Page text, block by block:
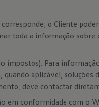
o Cliente
toda a informação sobre
impostos). Para
aplicável,
deve contactar
em conformidade com o